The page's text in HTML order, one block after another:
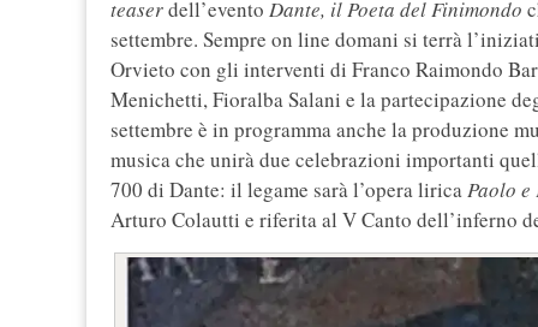
teaserdell’evento Dante, il Poeta del Finimondo
settembre. Sempre on line domani si terrà
Orvieto con gli interventi di Franco Raimondo
Menichetti, Fioralba Salani e la partecipazione
settembre è in programma anche la produzione
musica che unirà due celebrazioni importanti
700 di Dante: il legame sarà l’opera liricaPaolo e
Arturo Colautti e riferita al V Canto dell’inferno